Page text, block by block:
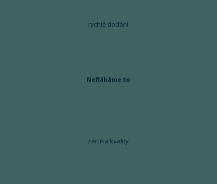
rychlé dodání
Neflákáme to
záruka kvality